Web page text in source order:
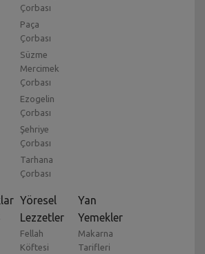
Çorbası
Paça
Çorbası
Süzme
Mercimek
Çorbası
Ezogelin
Çorbası
Şehriye
Çorbası
Tarhana
Çorbası
Yöresel
Lezzetler
Fellah
Köftesi
Yan
Yemekler
Makarna
Tarifleri